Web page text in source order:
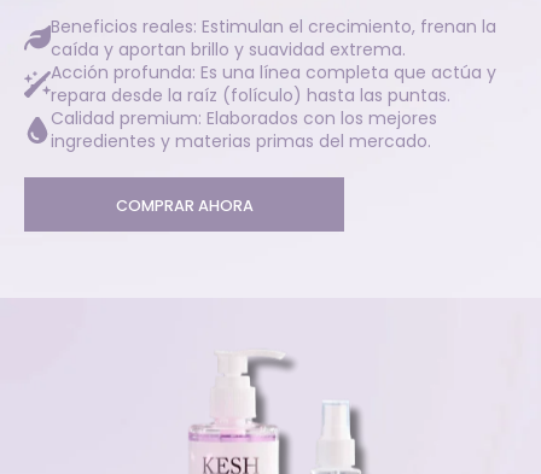
Beneficios reales: Estimulan el crecimiento, frenan la
caída y aportan brillo y suavidad extrema.
Acción profunda: Es una línea completa que actúa y
repara desde la raíz (folículo) hasta las puntas.
Calidad premium: Elaborados con los mejores
ingredientes y materias primas del mercado.
COMPRAR AHORA